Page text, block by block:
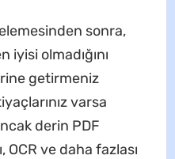
sonra,
iyisi olmadığını
getirmeniz
varsa
derin PDF
OCR ve daha fazlası